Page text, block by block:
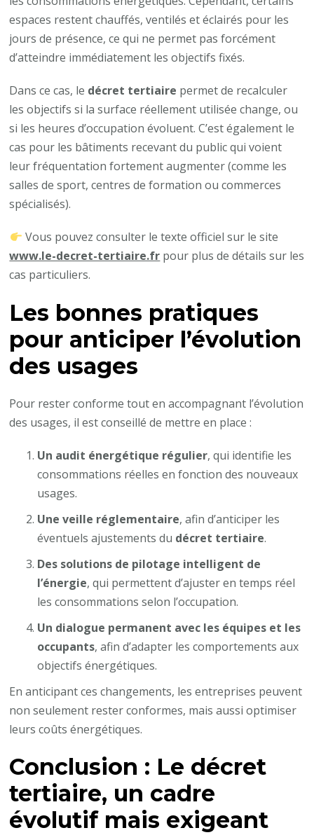
espaces restent chauffés, ventilés et éclairés pour les
jours de présence, ce qui ne permet pas forcément
d’atteindre immédiatement les objectifs fixés.
Dans ce cas, le décret tertiaire permet de recalculer
les objectifs si la surface réellement utilisée change, ou
si les heures d’occupation évoluent. C’est également le
cas pour les bâtiments recevant du public qui voient
leur fréquentation fortement augmenter (comme les
salles de sport, centres de formation ou commerces
spécialisés).
Vous pouvez consulter le texte officiel sur le site
www.le-decret-tertiaire.fr pour plus de détails sur les
cas particuliers.
Les bonnes pratiques
pour anticiper l’évolution
des usages
Pour rester conforme tout en accompagnant l’évolution
des usages, il est conseillé de mettre en place :
Un audit énergétique régulier, qui identifie les
consommations réelles en fonction des nouveaux
usages.
Une veille réglementaire, afin d’anticiper les
éventuels ajustements du décret tertiaire.
Des solutions de pilotage intelligent de
l’énergie, qui permettent d’ajuster en temps réel
les consommations selon l’occupation.
Un dialogue permanent avec les équipes et les
occupants, afin d’adapter les comportements aux
objectifs énergétiques.
En anticipant ces changements, les entreprises peuvent
non seulement rester conformes, mais aussi optimiser
leurs coûts énergétiques.
Conclusion : Le décret
tertiaire, un cadre
évolutif mais exigeant